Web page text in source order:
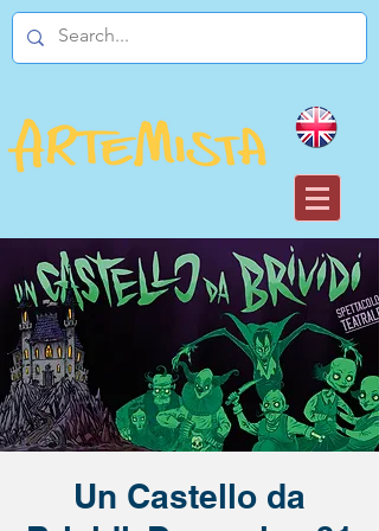
Un Castello da